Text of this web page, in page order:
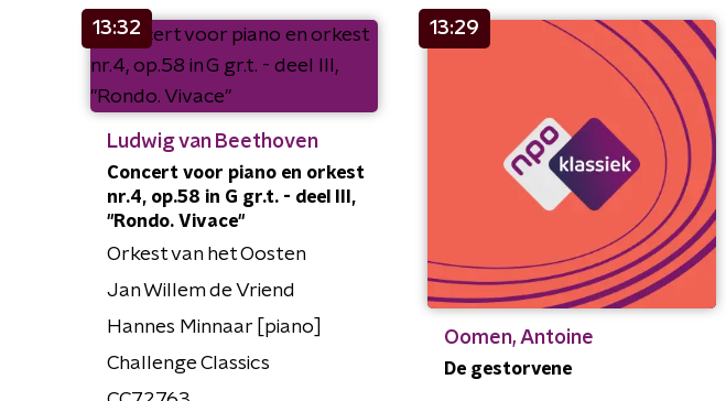
13:32
Ludwig van Beethoven
Concert voor piano en orkest
nr.4, op.58 in G gr.t. - deel III,
"Rondo. Vivace"
Orkest van het Oosten
Jan Willem de Vriend
Hannes Minnaar [piano]
Challenge Classics
13:29
Oomen, Antoine
De gestorvene